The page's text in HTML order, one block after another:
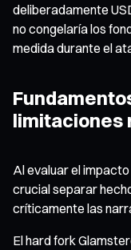
deliberadamente
no congelaría los
medida durante el
limitaciones
Al evaluar el
crucial separar
críticamente las
El hard fork